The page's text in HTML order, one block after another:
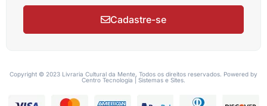
Cadastre-se
Copyright © 2023 Livraria Cultural da Mente, Todos os direitos reservados. Powered by
Centro Tecnologia | Sistemas e Sites.